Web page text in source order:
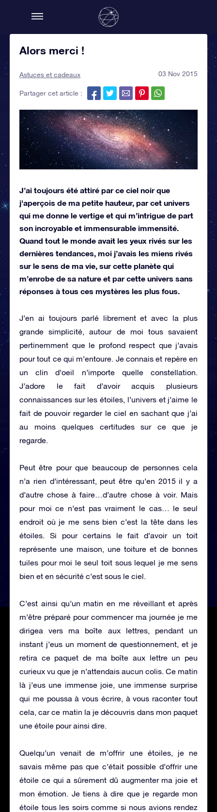
Alors merci !
Astuces et cadeaux 03 Nov 2015
Partager cet article :
J’ai toujours été attiré par ce ciel noir que
j'aperçois de ma petite hauteur, par cet univers
qui me donne le vertige et qui m’intrigue de part
son incroyable et immensurable immensité.
Quand tout le monde avait les yeux rivés sur les
dernières tendances, moi j’avais les miens rivés
sur le sens de ma vie, sur cette planète qui
m’enrobe de sa nature et par cette univers sans
réponses à tous ces mystères les plus fous.
J’en ai toujours parlé librement et avec la plus
grande simplicité, autour de moi tous savaient
pertinemment que le profond respect que j’avais
pour tout ce qui m’entoure. Je connais et repère en
un clin d’oeil n’importe quelle constellation.
J’adore le fait d’avoir acquis plusieurs
connaissances sur les étoiles, l’univers et j’aime le
fait de pouvoir regarder le ciel en sachant que j’ai
au moins quelques certitudes sur ce que je
regarde.
Peut être pour que beaucoup de personnes cela
n’a rien d’intéressant, peut être qu’en 2015 il y a
d’autre chose à faire…d’autre chose à voir. Mais
pour moi ce n’est pas vraiment le cas… le seul
endroit où je me sens bien c’est la tête dans les
étoiles. Si pour certains le fait d’avoir un toit
représente une maison, une toiture et de bonnes
tuiles pour moi le seul toit sous lequel je me sens
bien et en sécurité c’est sous le ciel.
C’est ainsi qu’un matin en me réveillant et après
m’être préparé pour commencer ma journée je me
dirigea vers ma boîte aux lettres, pendant un
instant j’eus un moment de questionnement, et je
retira ce paquet de ma boîte aux lettre un peu
curieux vu que je n’attendais aucun colis. Ce matin
là j’eus une immense joie, une immense surprise
qui me poussa à vous écrire, à vous raconter tout
cela, car ce matin la je découvris dans mon paquet
une étoile pour ainsi dire.
Quelqu’un venait de m’offrir une étoiles, je ne
savais même pas que c’était possible d’offrir une
étoile ce qui a sûrement dû augmenter ma joie et
mon émotion. Je tiens à dire que je regarde mon
étoile tous les soirs comme si nous avions rendez